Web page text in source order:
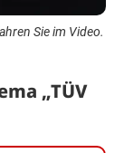
Sie im Video.
„TÜV